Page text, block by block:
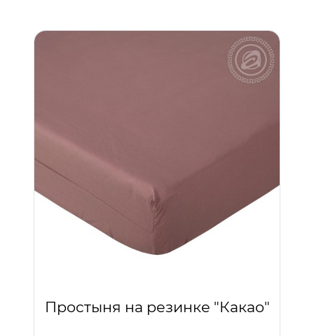
Простыня на резинке "Какао"